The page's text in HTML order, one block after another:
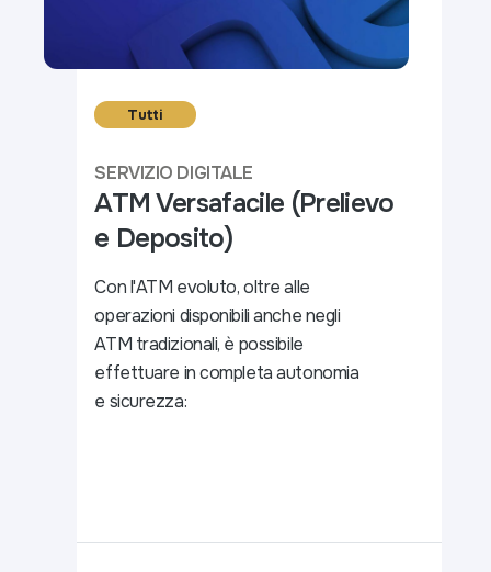
Tutti
SERVIZIO DIGITALE
ATM Versafacile (Prelievo
e Deposito)
Con l'ATM evoluto, oltre alle
operazioni disponibili anche negli
ATM tradizionali, è possibile
effettuare in completa autonomia
e sicurezza: